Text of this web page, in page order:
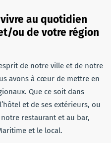
au quotidien
ou de votre région
de notre ville et de notre
avons à cœur de mettre en
Que ce soit dans
et de ses extérieurs, ou
restaurant et au bar,
et le local.